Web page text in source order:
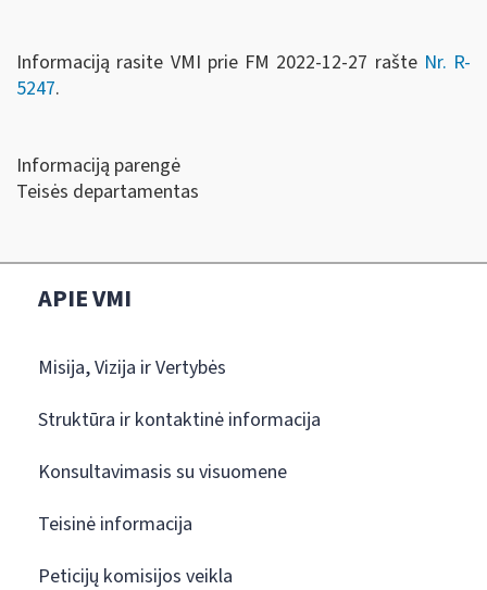
Informaciją rasite VMI prie FM 2022-12-27 rašte Nr. R-
5247.
Informaciją parengė
Teisės departamentas
APIE VMI
Misija, Vizija ir Vertybės
Struktūra ir kontaktinė informacija
Konsultavimasis su visuomene
Teisinė informacija
Peticijų komisijos veikla